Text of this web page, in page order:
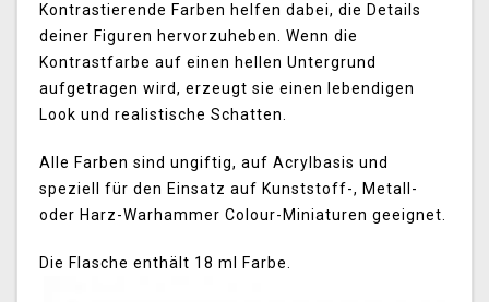
Kontrastierende Farben helfen dabei, die Details
deiner Figuren hervorzuheben. Wenn die
Kontrastfarbe auf einen hellen Untergrund
aufgetragen wird, erzeugt sie einen lebendigen
Look und realistische Schatten.
Alle Farben sind ungiftig, auf Acrylbasis und
speziell für den Einsatz auf Kunststoff-, Metall-
oder Harz-Warhammer Colour-Miniaturen geeignet.
Die Flasche enthält 18 ml Farbe.